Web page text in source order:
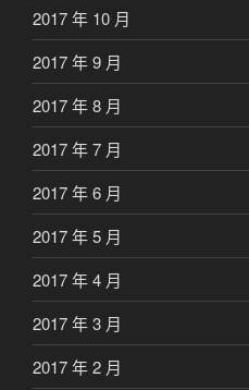
2017 年 10 月
2017 年 9 月
2017 年 8 月
2017 年 7 月
2017 年 6 月
2017 年 5 月
2017 年 4 月
2017 年 3 月
2017 年 2 月